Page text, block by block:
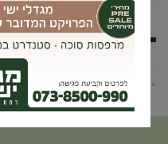
« פוסט קודם